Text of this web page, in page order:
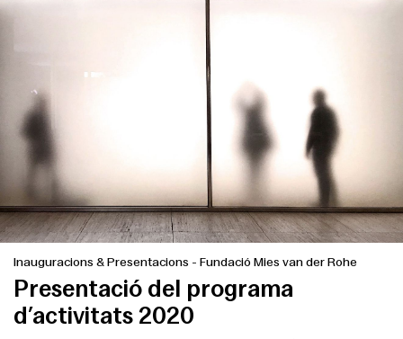
Serveis
Inauguracions & Presentacions - Fundació Mies van der Rohe
Presentació del programa
d’activitats 2020